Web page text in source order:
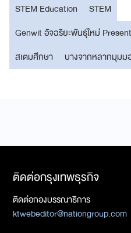
STEM Education
STEM
Genwit อัจฉริยะพันธุ์ใหม่
สเตมศึกษา
บางจากหลากมุมม
ติดต่อกรุงเทพธุรกิจ
ติดต่อกองบรรณาธิการ
ktwebeditor@nationgroup.com